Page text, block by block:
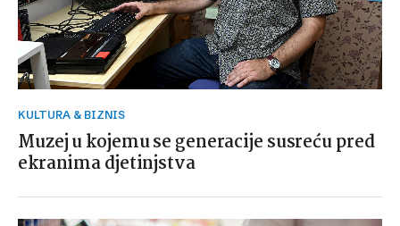
KULTURA & BIZNIS
Muzej u kojemu se generacije susreću pred
ekranima djetinjstva